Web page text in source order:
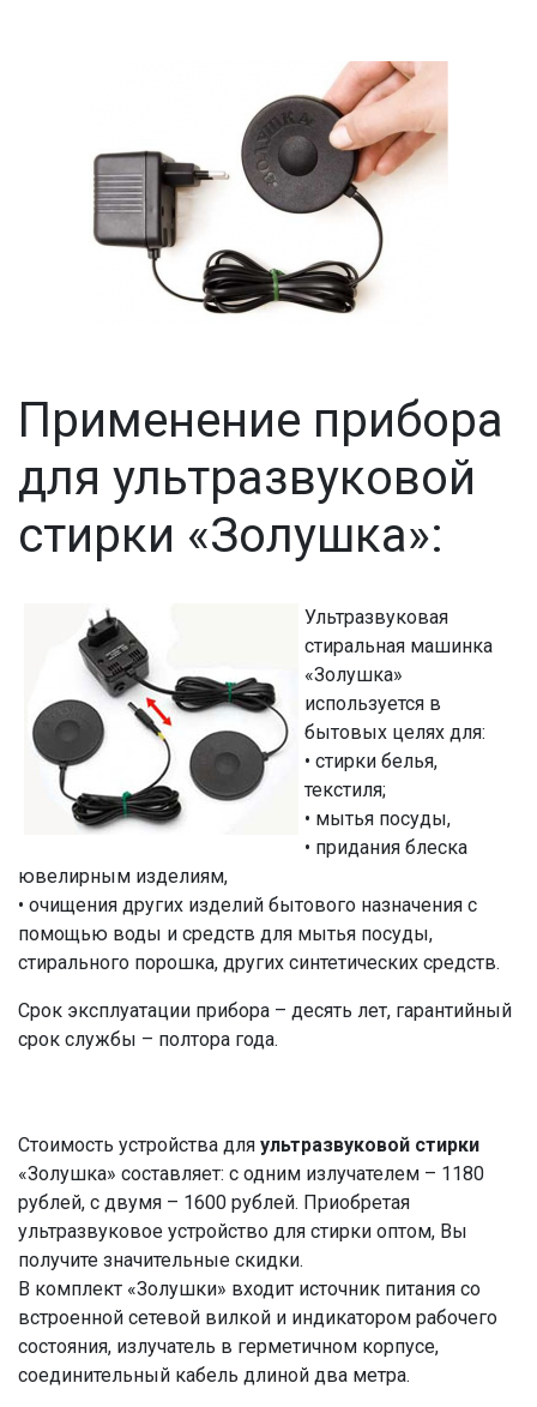
Применение прибора
для ультразвуковой
стирки «Золушка»:
Ультразвуковая
стиральная машинка
«Золушка»
используется в
бытовых целях для:
• стирки белья,
текстиля;
• мытья посуды,
• придания блеска
ювелирным изделиям,
• очищения других изделий бытового назначения с
помощью воды и средств для мытья посуды,
стирального порошка, других синтетических средств.
Срок эксплуатации прибора – десять лет, гарантийный
срок службы – полтора года.
Стоимость устройства для ультразвуковой стирки
«Золушка» составляет: с одним излучателем – 1180
рублей, с двумя – 1600 рублей. Приобретая
ультразвуковое устройство для стирки оптом, Вы
получите значительные скидки.
В комплект «Золушки» входит источник питания со
встроенной сетевой вилкой и индикатором рабочего
состояния, излучатель в герметичном корпусе,
соединительный кабель длиной два метра.